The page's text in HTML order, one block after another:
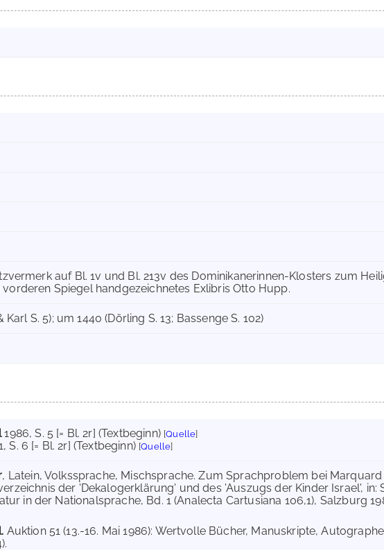
auf Bl. 1v und Bl. 213v des Dominikanerinnen-Klosters zum
Spiegel handgezeichnetes Exlibris Otto Hupp.
Karl S. 5); um 1440 (Dörling S. 13; Bassenge S. 102)
1986, S. 5 [= Bl. 2r] (Textbeginn) [Quelle]
, S. 6 [= Bl. 2r] (Textbeginn) [Quelle]
, Latein, Volkssprache, Mischsprache. Zum Sprachproblem bei
der 'Dekalogerklärung' und des 'Auszugs der Kinder Israel', in:
in der Nationalsprache, Bd. 1 (Analecta Cartusiana 106,1), Salzburg
Auktion 51 (13.-16. Mai 1986): Wertvolle Bücher, Manuskripte,